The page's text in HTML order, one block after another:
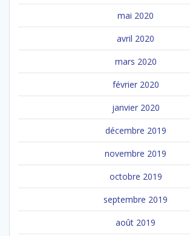
mai 2020
avril 2020
mars 2020
février 2020
janvier 2020
décembre 2019
novembre 2019
octobre 2019
septembre 2019
août 2019